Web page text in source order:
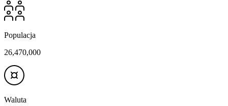
Populacja
26,470,000
Waluta